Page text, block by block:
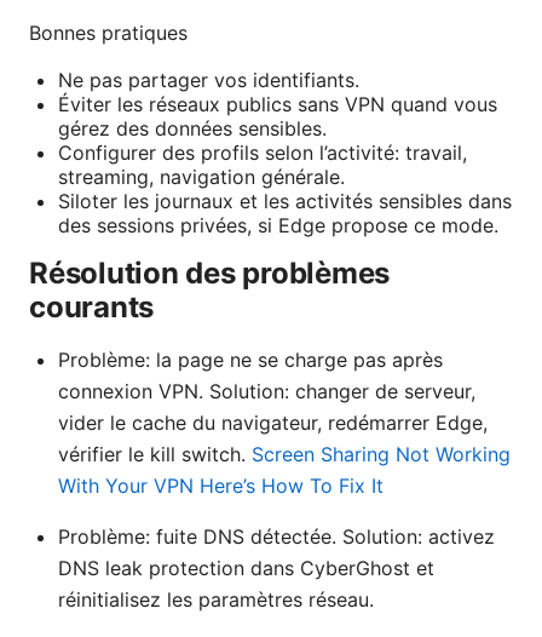
Bonnes pratiques
Ne pas partager vos identifiants.
Éviter les réseaux publics sans VPN quand vous
gérez des données sensibles.
Configurer des profils selon l’activité: travail,
streaming, navigation générale.
Siloter les journaux et les activités sensibles dans
des sessions privées, si Edge propose ce mode.
Résolution des problèmes
courants
Problème: la page ne se charge pas après
connexion VPN. Solution: changer de serveur,
vider le cache du navigateur, redémarrer Edge,
vérifier le kill switch. Screen Sharing Not Working
With Your VPN Here’s How To Fix It
Problème: fuite DNS détectée. Solution: activez
DNS leak protection dans CyberGhost et
réinitialisez les paramètres réseau.